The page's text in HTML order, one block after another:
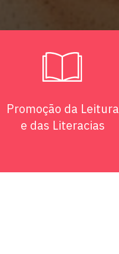
Promoção da Leitura
e das Literacias